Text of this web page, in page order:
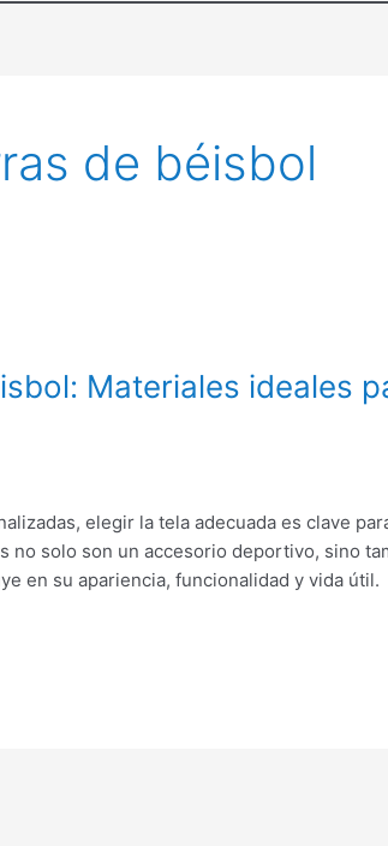
de béisbol
Materiales ideales
elegir la tela adecuada es clave
no solo son un accesorio deportivo, sino
en su apariencia, funcionalidad y vida